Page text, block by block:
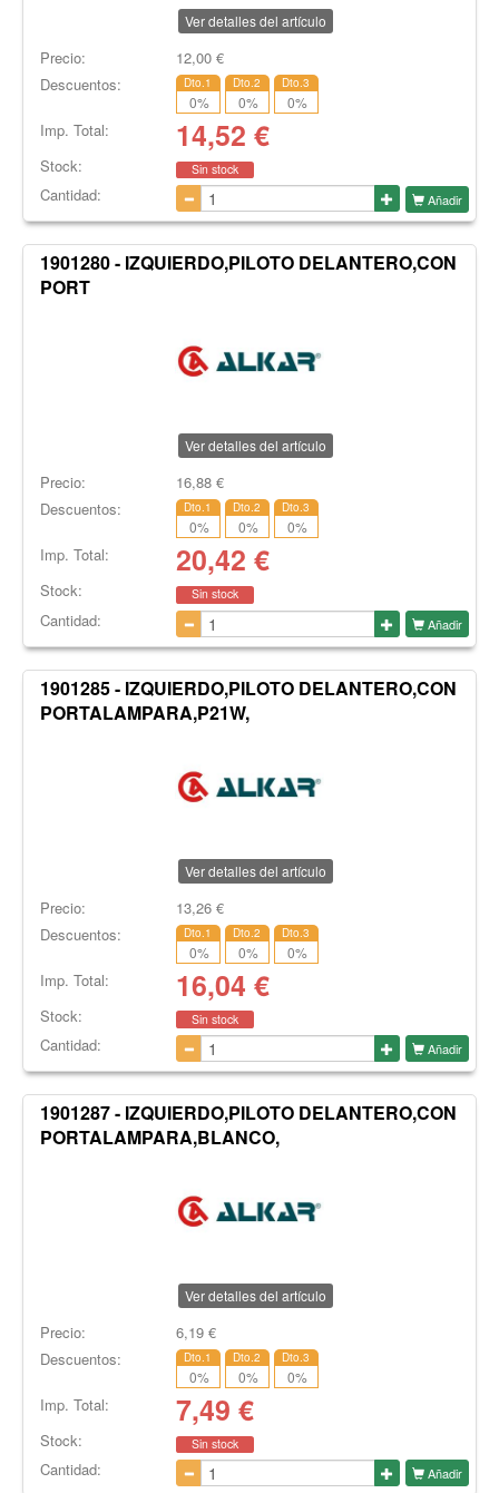
Ver detalles del artículo
Precio: 12,00€
Descuentos:
Dto.1
0%
Dto.2
0%
Dto.3
0%
Imp. Total: 14,52 €
Stock: Sin stock
Cantidad: Añadir
1901280 - IZQUIERDO,PILOTO DELANTERO,CON
PORT
Ver detalles del artículo
Precio: 16,88€
Descuentos:
Dto.1
0%
Dto.2
0%
Dto.3
0%
Imp. Total: 20,42 €
Stock: Sin stock
Cantidad: Añadir
1901285 - IZQUIERDO,PILOTO DELANTERO,CON
PORTALAMPARA,P21W,
Ver detalles del artículo
Precio: 13,26€
Descuentos:
Dto.1
0%
Dto.2
0%
Dto.3
0%
Imp. Total: 16,04 €
Stock: Sin stock
Cantidad: Añadir
1901287 - IZQUIERDO,PILOTO DELANTERO,CON
PORTALAMPARA,BLANCO,
Ver detalles del artículo
Precio: 6,19€
Descuentos:
Dto.1
0%
Dto.2
0%
Dto.3
0%
Imp. Total: 7,49 €
Stock: Sin stock
Cantidad: Añadir